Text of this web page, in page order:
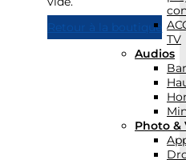
Retour à la boutique
TV
Audios
Photo &